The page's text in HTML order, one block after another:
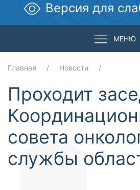
Версия для
МЕНЮ
Главная Новости
Проходит
совета
службы